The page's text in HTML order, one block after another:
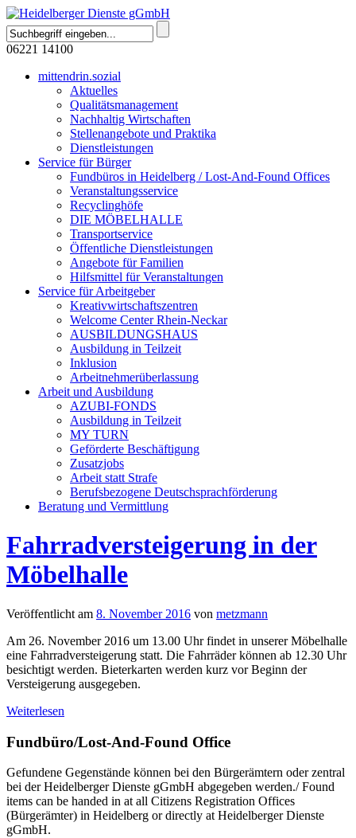
06221 14100
mittendrin.sozial
Aktuelles
Qualitätsmanagement
Nachhaltig Wirtschaften
Stellenangebote und Praktika
Dienstleistungen
Service für Bürger
Fundbüros in Heidelberg / Lost-And-Found Offices
Veranstaltungsservice
Recyclinghöfe
DIE MÖBELHALLE
Transportservice
Öffentliche Dienstleistungen
Angebote für Familien
Hilfsmittel für Veranstaltungen
Service für Arbeitgeber
Kreativwirtschaftszentren
Welcome Center Rhein-Neckar
AUSBILDUNGSHAUS
Ausbildung in Teilzeit
Inklusion
Arbeitnehmerüberlassung
Arbeit und Ausbildung
AZUBI-FONDS
Ausbildung in Teilzeit
MY TURN
Geförderte Beschäftigung
Zusatzjobs
Arbeit statt Strafe
Berufsbezogene Deutschsprachförderung
Beratung und Vermittlung
Fahrradversteigerung in der
Möbelhalle
Veröffentlicht am 8. November 2016 von metzmann
Am 26. November 2016 um 13.00 Uhr findet in unserer Möbelhalle
eine Fahrradversteigerung statt. Die Fahrräder können ab 12.30 Uhr
besichtigt werden. Bieterkarten werden kurz vor Beginn der
Versteigerung ausgegeben.
Weiterlesen
Fundbüro/Lost-And-Found Office
Gefundene Gegenstände können bei den Bürgerämtern oder zentral
bei der Heidelberger Dienste gGmbH abgegeben werden./ Found
items can be handed in at all Citizens Registration Offices
(Bürgerämter) in Heidelberg or directly at Heidelberger Dienste
gGmbH.